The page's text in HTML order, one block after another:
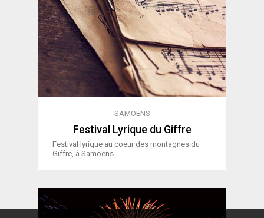
SAMOËNS
Festival Lyrique du Giffre
Festival lyrique au coeur des montagnes du
Giffre, à Samoëns